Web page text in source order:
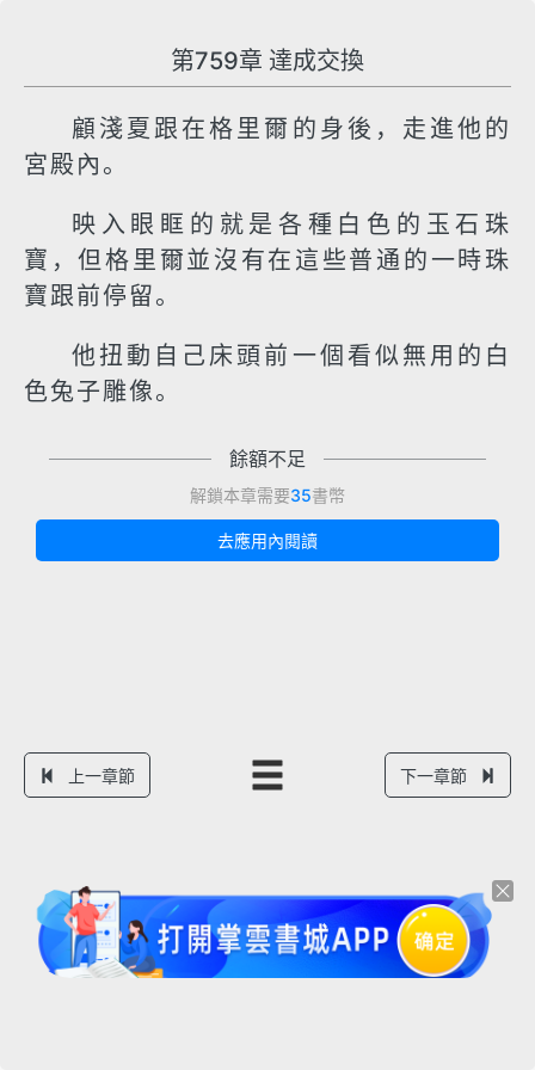
第759章 達成交換
顧淺夏跟在格里爾的身後，走進他的
宮殿內。
映入眼眶的就是各種白色的玉石珠
寶，但格里爾並沒有在這些普通的一時珠
寶跟前停留。
他扭動自己床頭前一個看似無用的白
色兔子雕像。
餘額不足
解鎖本章需要35書幣
去應用內閱讀
上一章節 下一章節